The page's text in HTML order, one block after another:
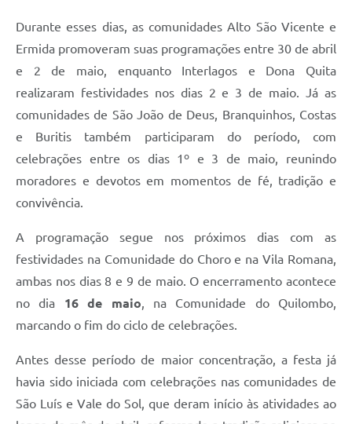
Durante esses dias, as comunidades Alto São Vicente e
Ermida promoveram suas programações entre 30 de abril
e 2 de maio, enquanto Interlagos e Dona Quita
realizaram festividades nos dias 2 e 3 de maio. Já as
comunidades de São João de Deus, Branquinhos, Costas
e Buritis também participaram do período, com
celebrações entre os dias 1º e 3 de maio, reunindo
moradores e devotos em momentos de fé, tradição e
convivência.
A programação segue nos próximos dias com as
festividades na Comunidade do Choro e na Vila Romana,
ambas nos dias 8 e 9 de maio. O encerramento acontece
no dia 16 de maio , na Comunidade do Quilombo,
marcando o fim do ciclo de celebrações.
Antes desse período de maior concentração, a festa já
havia sido iniciada com celebrações nas comunidades de
São Luís e Vale do Sol, que deram início às atividades ao